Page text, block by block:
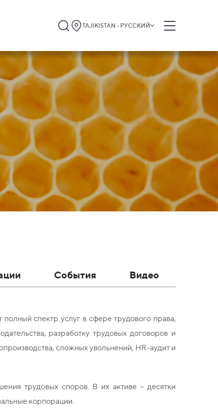
TAJIKISTAN - РУССКИЙ
События Видео
спектр услуг в сфере трудового права,
разработку трудовых договоров и
сложных увольнений, HR-аудит и
трудовых споров. В их активе – десятки
корпорации.